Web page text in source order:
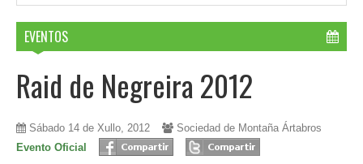
EVENTOS
Raid de Negreira 2012
Sábado 14 de Xullo, 2012
Sociedad de Montaña Ártabros
Evento Oficial